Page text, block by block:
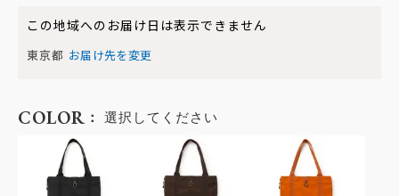
この地域へのお届け日は表示できません
東京都 お届け先を変更
COLOR 選択してください